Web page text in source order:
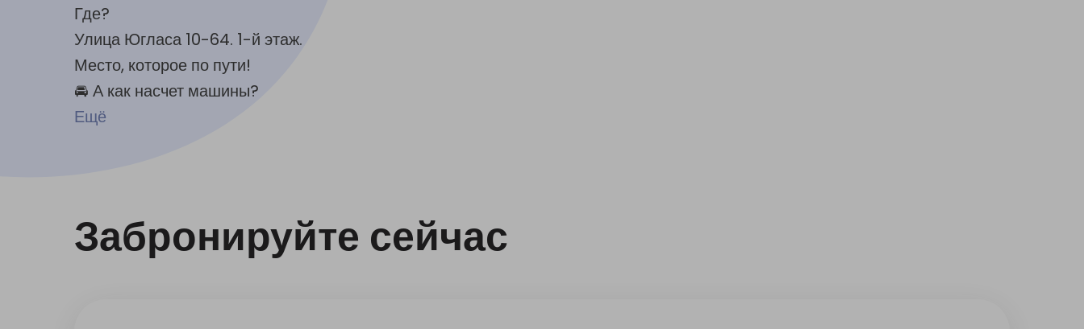
Где?
Улица Югласа 10-64. 1-й этаж.
Место, которое по пути!
🚘 А как насчет машины?
Ещё
Забронируйте сейчас